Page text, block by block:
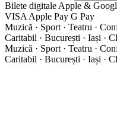
Bilete digitale Apple &
VISA Apple Pay G Pay
Muzică · Sport · Teatru ·
Caritabil · București · Iași ·
Muzică · Sport · Teatru ·
Caritabil · București · Iași ·